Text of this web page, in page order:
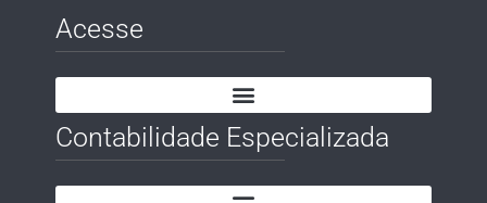
Acesse
Contabilidade Especializada